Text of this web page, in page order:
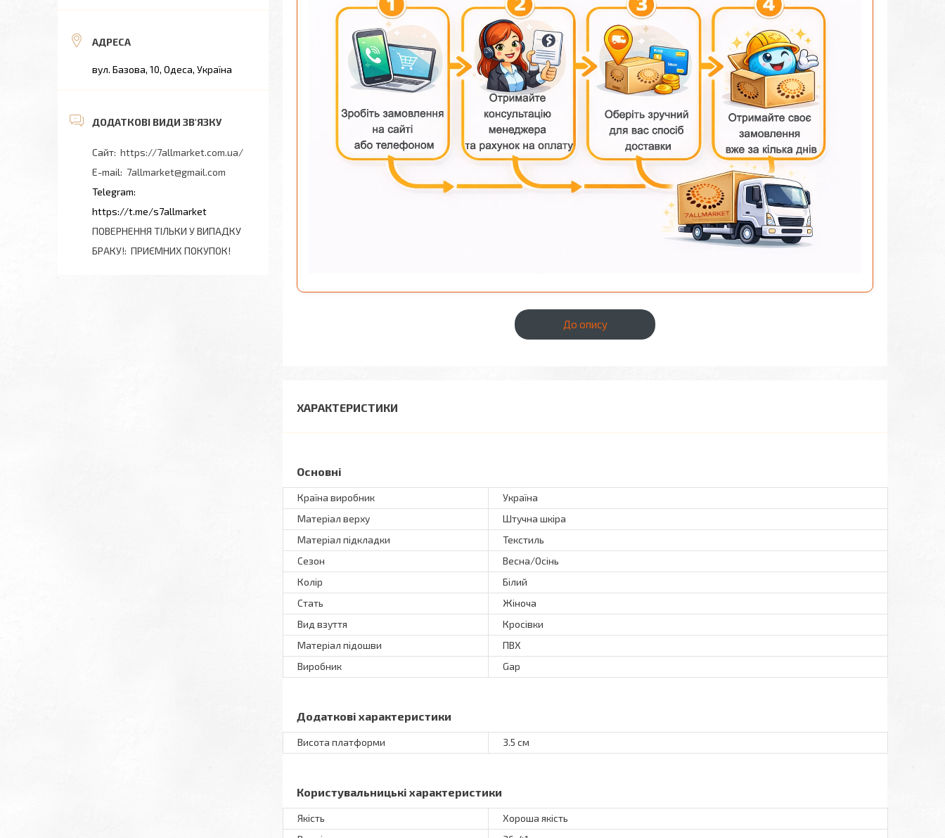
До опису
ХАРАКТЕРИСТИКИ
Основні
Країна виробник
Україна
Матеріал верху
Штучна шкіра
Матеріал підкладки
Текстиль
Сезон
Весна/Осінь
Колір
Білий
Стать
Жіноча
Вид взуття
Кросівки
Матеріал підошви
ПВХ
Виробник
Gap
Додаткові характеристики
Висота платформи 3.5 см
Користувальницькі характеристики
Якість
Хороша якість
вул. Базова, 10, Одеса, Україна
https://7allmarket.com.ua/
7allmarket@gmail.com
https://t.me/s7allmarket
ПОВЕРНЕННЯ ТІЛЬКИ У ВИПАДКУ
БРАКУ! ПРИЄМНИХ ПОКУПОК!